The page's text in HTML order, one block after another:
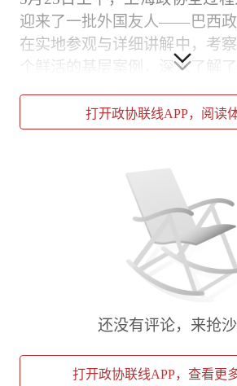
迎来了一批外国友人——巴西政
在实地参观与详细讲解中，考
个鲜活的基层案例，深入了解
座谈交流由上海市政协副秘书
打开政协联线APP，阅读
还没有评论，来抢沙
打开政协联线APP，查看更